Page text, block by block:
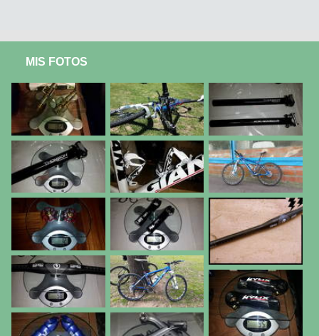
MIS FOTOS